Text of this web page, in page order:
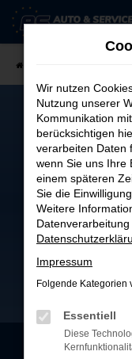
Zum
Hauptinhalt
Wir nutzen
Nutzung unserer
Kommunikation
berücksichtigen
verarbeiten Daten
wenn Sie uns Ihre
einem späteren
Sie die
Weitere
Impressum
Folgende Kategorien
Essentiell
Diese